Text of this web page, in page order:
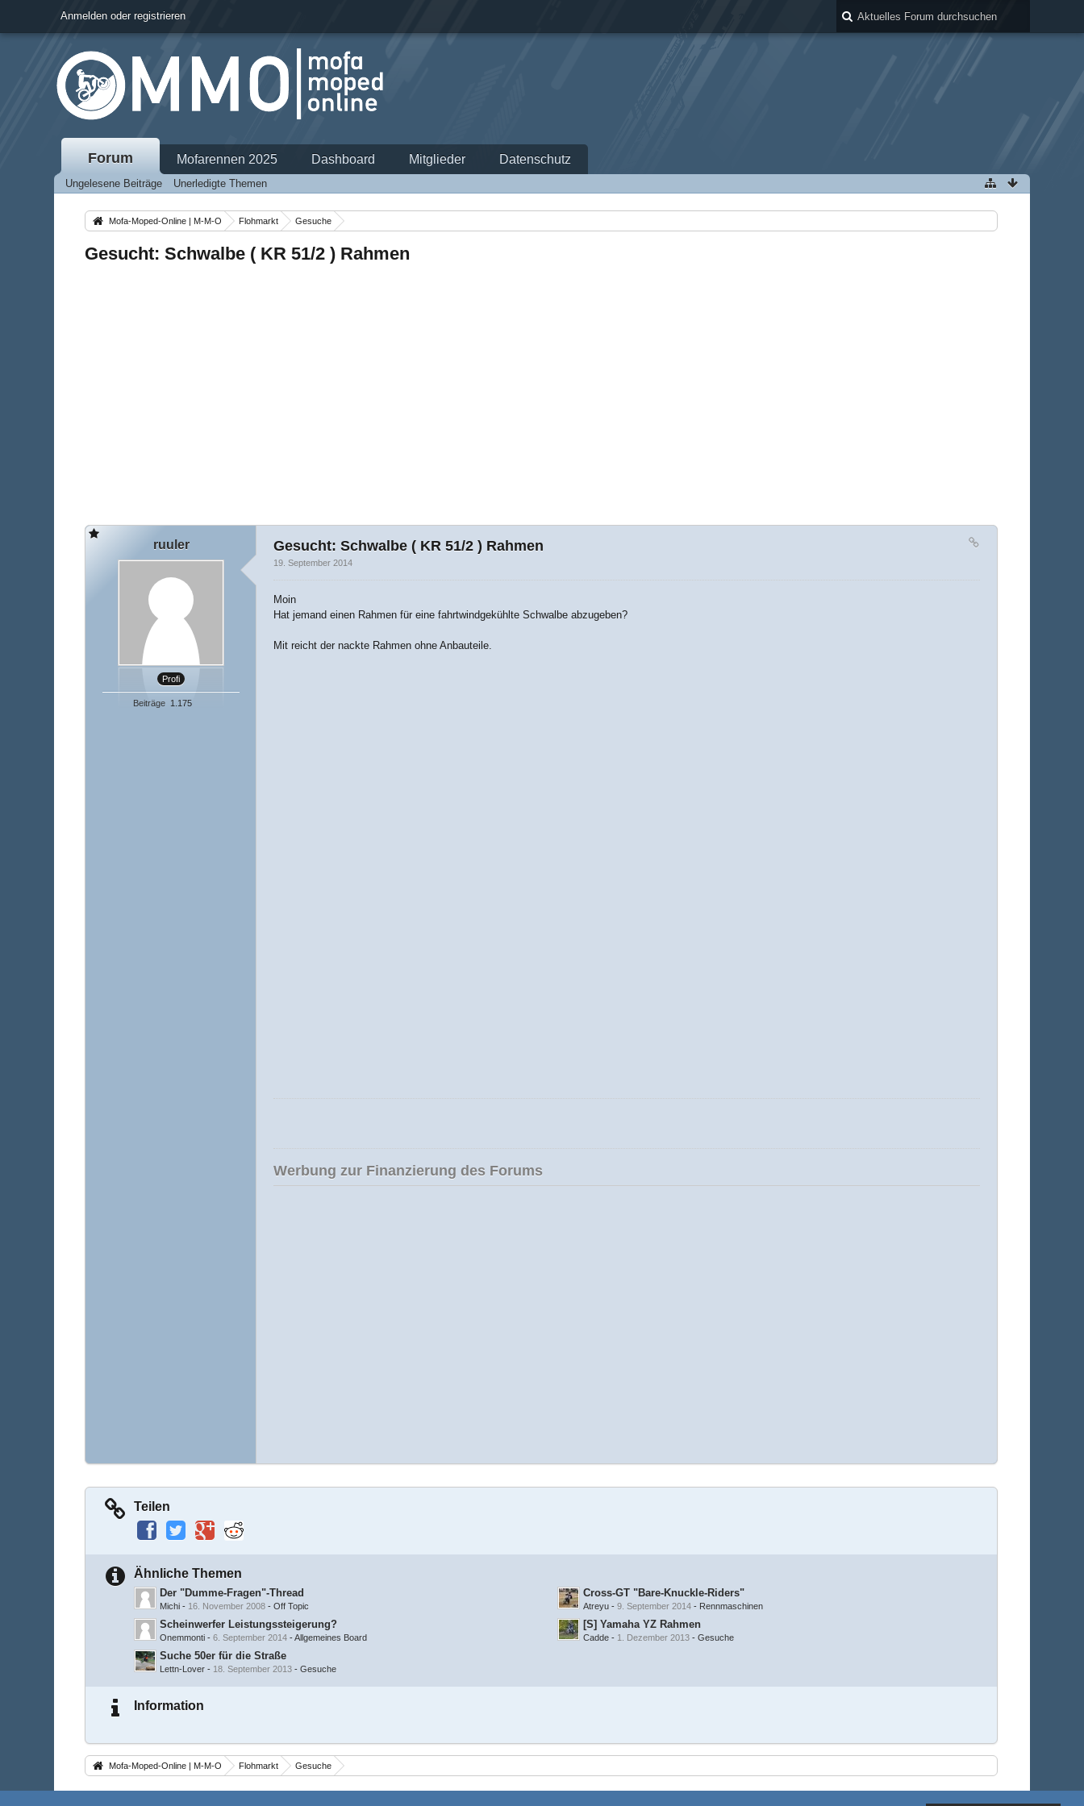
Anmelden oder registrieren
Forum Mofarennen 2025 Dashboard Mitglieder Datenschutz
Ungelesene Beiträge Unerledigte Themen
Mofa-Moped-Online | M-M-O Flohmarkt Gesuche
Gesucht: Schwalbe ( KR 51/2 ) Rahmen
ruuler
Profi
Beiträge 1.175
Gesucht: Schwalbe ( KR 51/2 ) Rahmen
19. September 2014
Moin
Hat jemand einen Rahmen für eine fahrtwindgekühlte Schwalbe abzugeben?
Mit reicht der nackte Rahmen ohne Anbauteile.
Werbung zur Finanzierung des Forums
Teilen
Ähnliche Themen
Der "Dumme-Fragen"-Thread
Michi - 16. November 2008 -Off Topic
Cross-GT "Bare-Knuckle-Riders"
Atreyu- 9. September 2014- Rennmaschinen
Scheinwerfer Leistungssteigerung?
Onemmonti -6. September 2014 -Allgemeines Board
[S] Yamaha YZ Rahmen
Cadde- 1. Dezember 2013- Gesuche
Suche 50er für die Straße
Lettn-Lover - 18. September 2013 -Gesuche
Information
Mofa-Moped-Online | M-M-O Flohmarkt Gesuche
7. August 2026, 19:30